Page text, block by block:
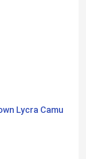
Lycra Camu